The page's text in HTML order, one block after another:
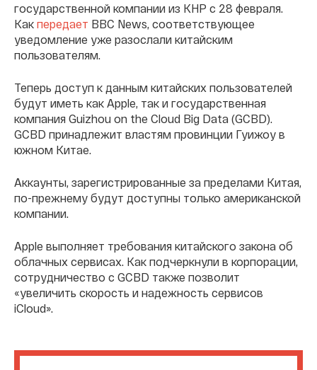
государственной компании из КНР с 28 февраля.
Как передает BBC News, соответствующее
уведомление уже разослали китайским
пользователям.
Теперь доступ к данным китайских пользователей
будут иметь как Apple, так и государственная
компания Guizhou on the Cloud Big Data (GCBD).
GCBD принадлежит властям провинции Гуижоу в
южном Китае.
Аккаунты, зарегистрированные за пределами Китая,
по-прежнему будут доступны только американской
компании.
Apple выполняет требования китайского закона об
облачных сервисах. Как подчеркнули в корпорации,
сотрудничество с GCBD также позволит
«увеличить скорость и надежность сервисов
iCloud».